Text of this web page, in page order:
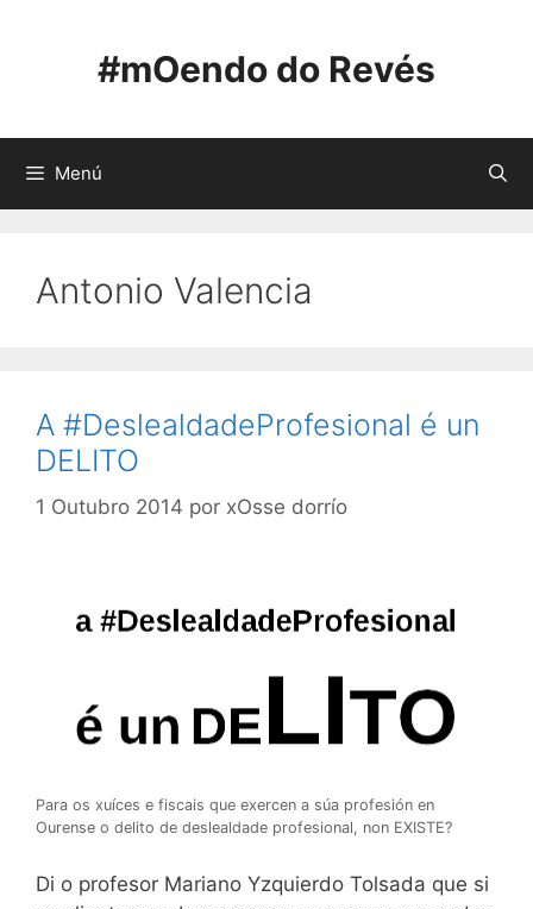
#mOendo do Revés
Menú
Antonio Valencia
A #DeslealdadeProfesional é un
DELITO
1 Outubro 2014 por xOsse dorrío
Para os xuíces e fiscais que exercen a súa profesión en
Ourense o delito de deslealdade profesional, non EXISTE?
Di o profesor Mariano Yzquierdo Tolsada que si